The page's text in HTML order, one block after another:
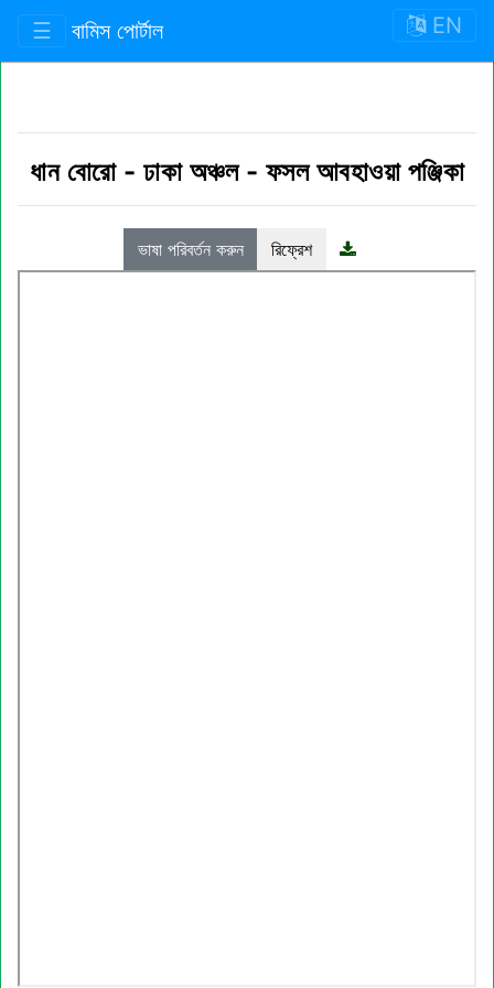
☰ বামিস পোর্টাল EN
ধান বোরো - ঢাকা অঞ্চল- ফসল আবহাওয়া পঞ্জিকা
ভাষা পরিবর্তন করুন রিফ্রেশ